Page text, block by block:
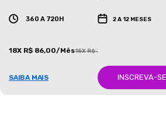
360 A 720H 2 A 12 MESES
18X R$ 86,00/Mês18X R$ 387,00/Mês
SAIBA MAIS INSCREVA-SE